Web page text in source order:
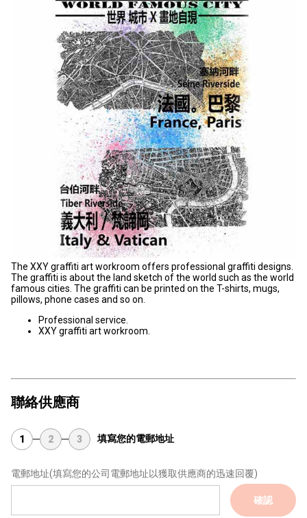
The XXY graffiti art workroom offers professional graffiti designs.
The graffiti is about the land sketch of the world such as the world
famous cities. The graffiti can be printed on the T-shirts, mugs,
pillows, phone cases and so on.
Professional service.
XXY graffiti art workroom.
聯絡供應商
1 2 3 填寫您的電郵地址
電郵地址(填寫您的公司電郵地址以獲取供應商的迅速回覆)
確認